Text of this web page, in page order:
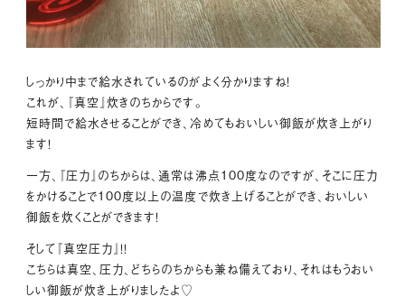
しっかり中まで給水されているのがよく分かりますね！
これが、『真空』炊きのちからです。
短時間で給水させることができ、冷めてもおいしい御飯が炊き上がり
ます！
一方、『圧力』のちからは、通常は沸点100度なのですが、そこに圧力
をかけることで100度以上の温度で炊き上げることができ、おいしい
御飯を炊くことができます！
そして『真空圧力』！！
こちらは真空、圧力、どちらのちからも兼ね備えており、それはもうおい
しい御飯が炊き上がりましたよ♡